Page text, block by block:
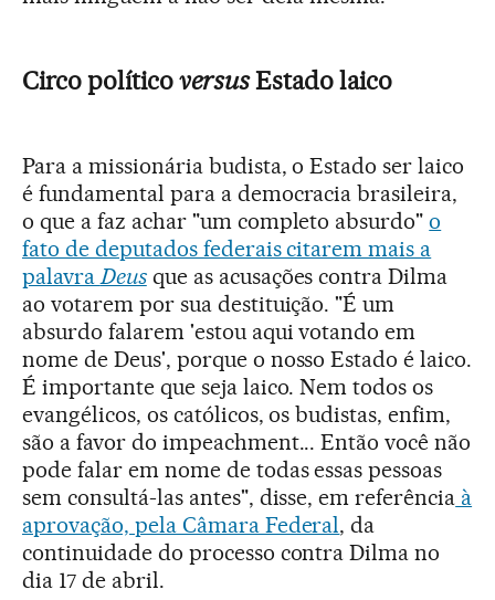
Circo políticoversusEstado laico
Para a missionária budista, o Estado ser laico
é fundamental para a democracia brasileira,
o que a faz achar "um completo absurdo"o
fato de deputados federais citarem mais a
palavraDeusque as acusações contra Dilma
ao votarem por sua destituição. "É um
absurdo falarem 'estou aqui votando em
nome de Deus', porque o nosso Estado é laico.
É importante que seja laico. Nem todos os
evangélicos, os católicos, os budistas, enfim,
são a favor do impeachment... Então você não
pode falar em nome de todas essas pessoas
sem consultá-las antes", disse, em referência à
aprovação, pela Câmara Federal, da
continuidade do processo contra Dilma no
dia 17 de abril.